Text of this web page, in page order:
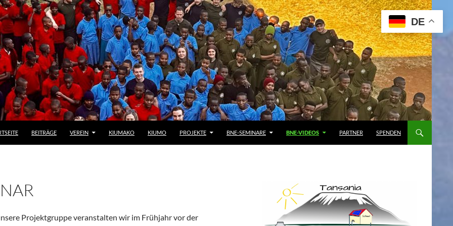
BEITRÄGE VEREIN KIUMAKO KIUMO PROJEKTE BNE-SEMINARE BNE-VIDEOS PARTNER SPENDEN
Projektgruppe veranstalten wir im Frühjahr vor der
DE